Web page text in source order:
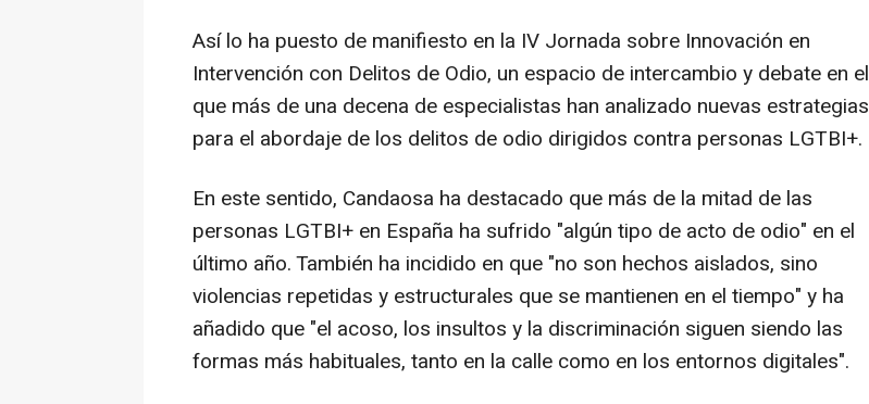
Así lo ha puesto de manifiesto en la IV Jornada sobre Innovación en
Intervención con Delitos de Odio, un espacio de intercambio y debate en el
que más de una decena de especialistas han analizado nuevas estrategias
para el abordaje de los delitos de odio dirigidos contra personas LGTBI+.
En este sentido, Candaosa ha destacado que más de la mitad de las
personas LGTBI+ en España ha sufrido "algún tipo de acto de odio" en el
último año. También ha incidido en que "no son hechos aislados, sino
violencias repetidas y estructurales que se mantienen en el tiempo" y ha
añadido que "el acoso, los insultos y la discriminación siguen siendo las
formas más habituales, tanto en la calle como en los entornos digitales".